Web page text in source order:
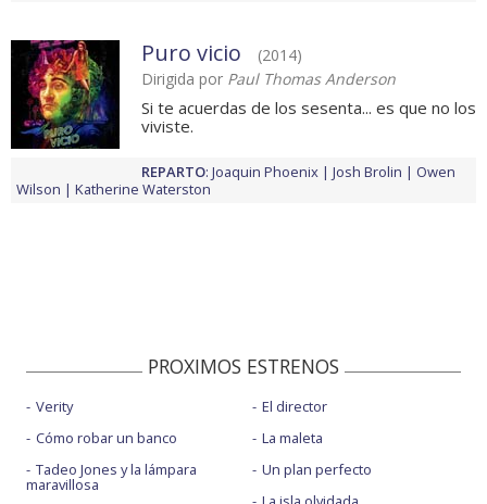
Puro vicio
(2014)
Dirigida por Paul Thomas Anderson
Si te acuerdas de los sesenta... es que no los
viviste.
REPARTO: Joaquin Phoenix Josh Brolin
Owen
Wilson
Katherine Waterston
PROXIMOS ESTRENOS
Verity
Cómo robar un banco
Tadeo Jones y la lámpara
maravillosa
El director
La maleta
Un plan perfecto